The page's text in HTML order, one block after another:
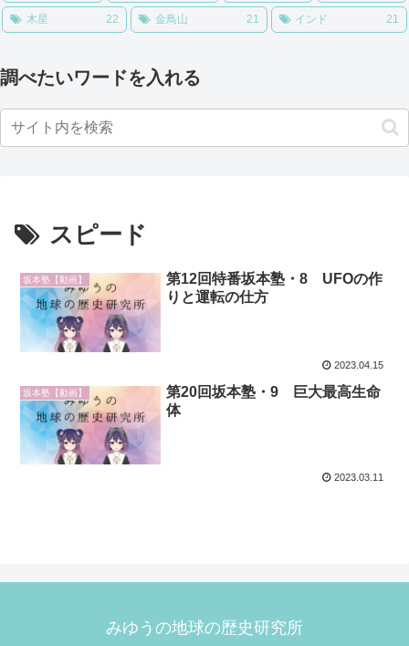
木星 22 金鳥山 21 インド 21
調べたいワードを入れる
スピード
坂本塾【動画】
第12回特番坂本塾・8 UFOの作
りと運転の仕方
2023.04.15
坂本塾【動画】
第20回坂本塾・9 巨大最高生命
体
2023.03.11
みゆうの地球の歴史研究所